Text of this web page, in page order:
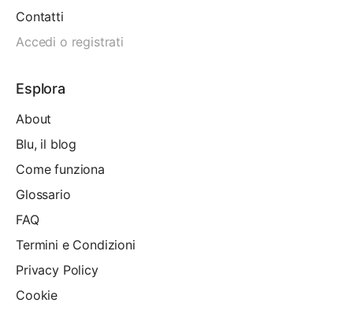
Contatti
Accedi o registrati
Esplora
About
Blu, il blog
Come funziona
Glossario
FAQ
Termini e Condizioni
Privacy Policy
Cookie